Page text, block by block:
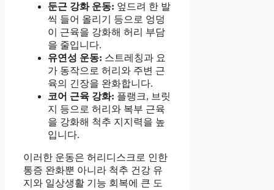
둔근 강화 운동: 엎드려 한 발
씩 들어 올리기 등으로 엉덩
이 근육을 강화해 허리 부담
을 줄입니다.
유연성 운동: 스트레칭과 요
가 동작으로 허리와 주변 근
육의 긴장을 완화합니다.
코어 근육 강화: 플랭크, 브릿
지 등으로 허리와 복부 근육
을 강화해 척추 지지력을 높
입니다.
이러한 운동은 허리디스크로 인한
통증 완화뿐 아니라 척추 건강 유
지와 일상생활 기능 회복에 큰 도